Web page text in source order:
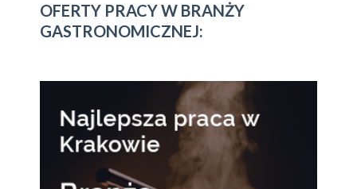
OFERTY PRACY W BRANŻY
GASTRONOMICZNEJ: